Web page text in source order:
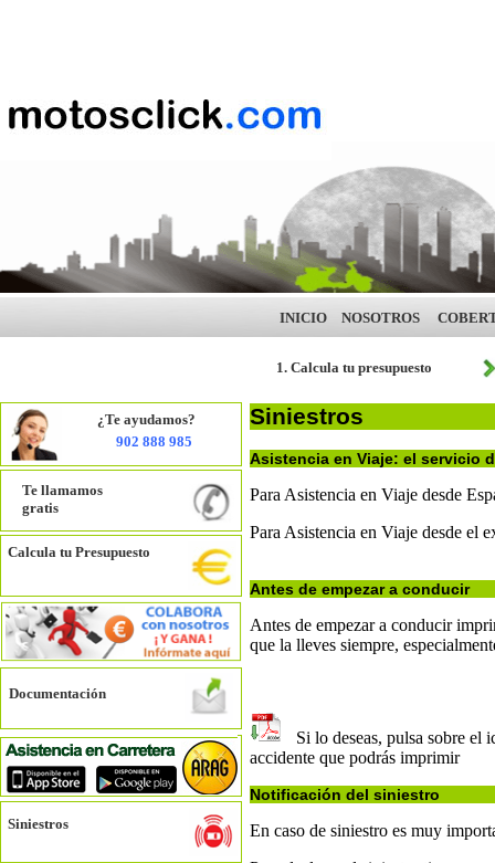
1. Calcula tu presupuesto
902 888 985
¿Te ayudamos?
Documentación
Te llamamos
gratis
Siniestros
Calcula tu Presupuesto
INICIO NOSOTROS
Siniestros
Asistencia en Viaje: el servicio
Para Asistencia en Viaje desde
Para Asistencia en Viaje desde el
Antes de empezar a conducir
Antes de empezar a conducir
que la lleves siempre,
Si lo deseas, pulsa sobre el
accidente que podrás imprimir
Notificación del siniestro
En caso de siniestro es muy